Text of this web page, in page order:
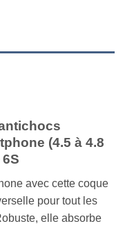
(4.5 à 4.8
avec cette coque
pour tout les
elle absorbe